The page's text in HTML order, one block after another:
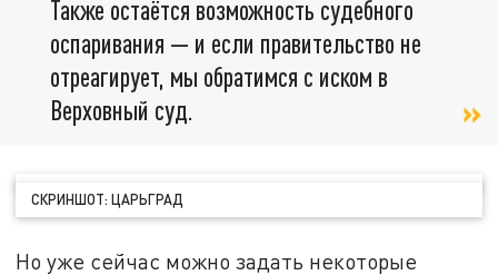
Также остаётся возможность судебного
оспаривания — и если правительство не
отреагирует, мы обратимся с иском в
Верховный суд.
СКРИНШОТ: ЦАРЬГРАД
Но уже сейчас можно задать некоторые